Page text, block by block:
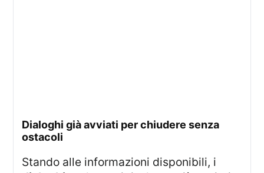
dialoghi già avviati per chiudere senza
ostacoli
Stando alle informazioni disponibili, i